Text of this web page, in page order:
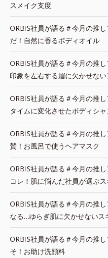
スメイク支度
ORBIS社員が語る＃今月の推
だ！自然に香るボディオイル
ORBIS社員が語る＃今月の推
印象を左右する眉に欠かせな
ORBIS社員が語る＃今月の推
タイムに変化させたボディシ
ORBIS社員が語る＃今月の推
賛！お風呂で使うヘアマスク
ORBIS社員が語る＃今月の推
コレ！肌に悩んだ社員が選ぶ
ORBIS社員が語る＃今月の推
なる…ゆらぎ肌に欠かせないス
ORBIS社員が語る＃今月の推
そ！お助け洗顔料